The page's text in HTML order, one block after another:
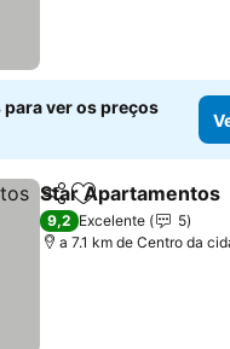
para ver os preços
PartilharAdicionar aos
Star Apartamentos
9,2 Excelente
5
a 7.1 km de Centro da